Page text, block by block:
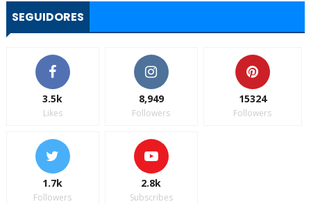
SEGUIDORES
3.5k
Likes
8,949
Followers
15324
Followers
1.7k
Followers
2.8k
Subscribes